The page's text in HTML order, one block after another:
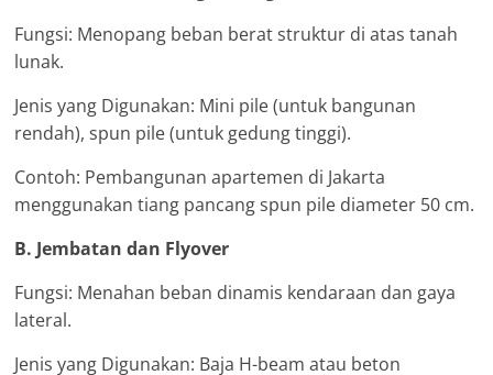
Fungsi: Menopang beban berat struktur di atas tanah
lunak.
Jenis yang Digunakan: Mini pile (untuk bangunan
rendah), spun pile (untuk gedung tinggi).
Contoh: Pembangunan apartemen di Jakarta
menggunakan tiang pancang spun pile diameter 50 cm.
B. Jembatan dan Flyover
Fungsi: Menahan beban dinamis kendaraan dan gaya
lateral.
Jenis yang Digunakan: Baja H-beam atau beton